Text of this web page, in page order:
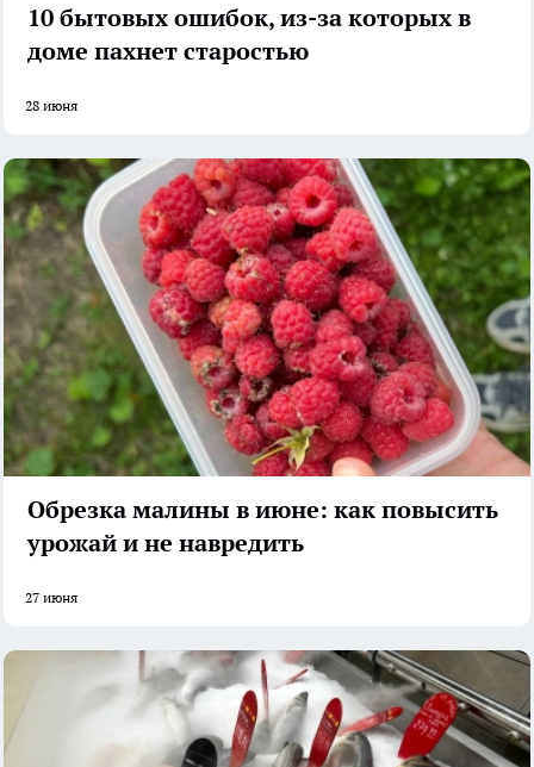
10 бытовых ошибок, из-за которых в
доме пахнет старостью
28 июня
Обрезка малины в июне: как повысить
урожай и не навредить
27 июня